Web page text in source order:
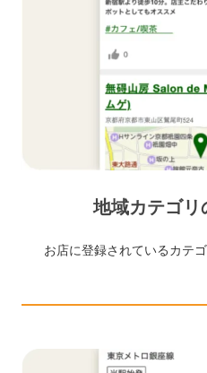
地域カテゴリ
お店に登録されているカテ